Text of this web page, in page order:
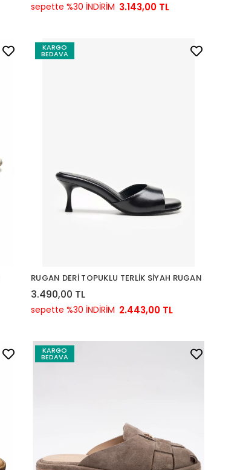
sepette %30 İNDİRİM 3.143,00 TL
KARGO
BEDAVA
RUGAN DERİ TOPUKLU TERLİK SİYAH RUGAN
3.490,00 TL
sepette %30 İNDİRİM 2.443,00 TL
KARGO
BEDAVA